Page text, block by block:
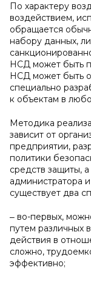
По характеру
воздействием,
обращается
набору данных,
НСД может быть
НСД может быть
специально
к объектам в
Методика
зависит от
предприятии,
политики
средств защиты,
администратора
существует два
‒ во-первых,
путем различных
действия в
сложно,
эффективно;